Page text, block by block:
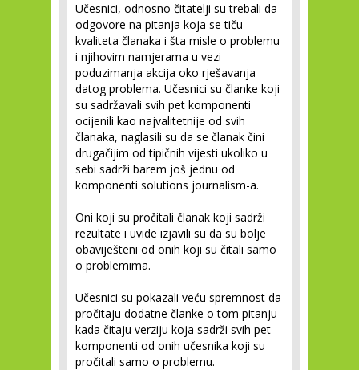
Učesnici, odnosno čitatelji su trebali da
odgovore na pitanja koja se tiču
kvaliteta članaka i šta misle o problemu
i njihovim namjerama u vezi
poduzimanja akcija oko rješavanja
datog problema. Učesnici su članke koji
su sadržavali svih pet komponenti
ocijenili kao najvalitetnije od svih
članaka, naglasili su da se članak čini
drugačijim od tipičnih vijesti ukoliko u
sebi sadrži barem još jednu od
komponenti solutions journalism-a.
Oni koji su pročitali članak koji sadrži
rezultate i uvide izjavili su da su bolje
obaviješteni od onih koji su čitali samo
o problemima.
Učesnici su pokazali veću spremnost da
pročitaju dodatne članke o tom pitanju
kada čitaju verziju koja sadrži svih pet
komponenti od onih učesnika koji su
pročitali samo o problemu.